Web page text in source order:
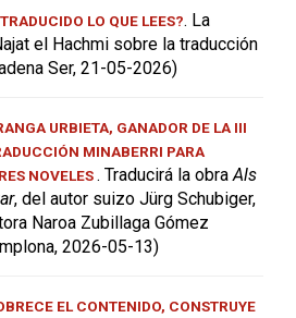
LO QUE LEES?. La
el Hachmi sobre la traducción
Ser, 21-05-2026)
URBIETA, GANADOR DE LA III
MINABERRI PARA
NOVELES. Traducirá la obraAls
, del autor suizo Jürg Schubiger,
Naroa Zubillaga Gómez
2026-05-13)
EL CONTENIDO, CONSTRUYE